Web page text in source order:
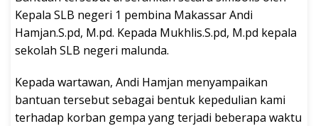
Kepala SLB negeri 1 pembina Makassar Andi
Hamjan.S.pd, M.pd. Kepada Mukhlis.S.pd, M.pd kepala
sekolah SLB negeri malunda.
Kepada wartawan, Andi Hamjan menyampaikan
bantuan tersebut sebagai bentuk kepedulian kami
terhadap korban gempa yang terjadi beberapa waktu